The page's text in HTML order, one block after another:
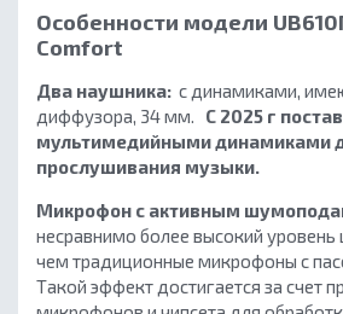
Особенности модели
Comfort
Два наушника: с динамиками,
диффузора, 34 мм.
С 2025 г
мультимедийными динамиками
прослушивания музыки.
Микрофон с активным
несравнимо более высокий
чем традиционные микрофоны с
Такой эффект достигается за счет